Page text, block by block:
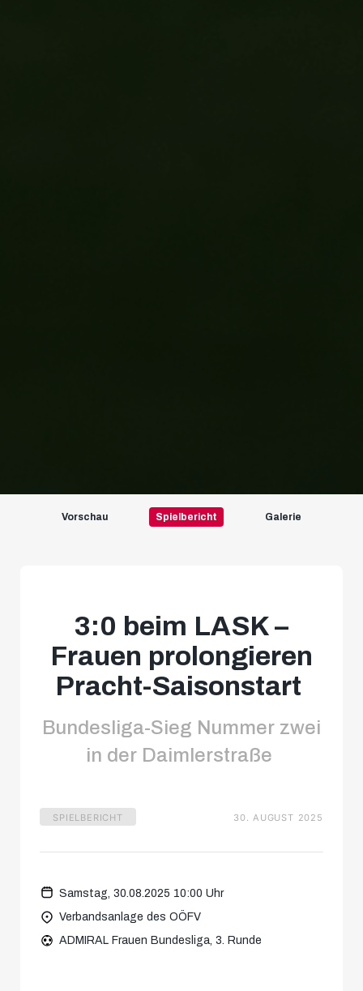
Vorschau Spielbericht Galerie
3:0 beim LASK –
Frauen prolongieren
Pracht-Saisonstart
Bundesliga-Sieg Nummer zwei
in der Daimlerstraße
SPIELBERICHT 30. AUGUST 2025
Samstag, 30.08.2025 10:00 Uhr
Verbandsanlage des OÖFV
ADMIRAL Frauen Bundesliga, 3. Runde